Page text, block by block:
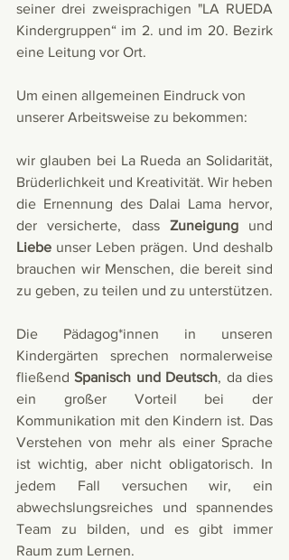
seiner drei zweisprachigen "LA RUEDA
Kindergruppen“ im 2. und im 20. Bezirk
eine Leitung vor Ort.
Um einen allgemeinen Eindruck von
unserer Arbeitsweise zu bekommen:
wir glauben bei La Rueda an Solidarität,
Brüderlichkeit und Kreativität. Wir heben
die Ernennung des Dalai Lama hervor,
der versicherte, dass Zuneigung
Liebe unser Leben prägen. Und deshalb
brauchen wir Menschen, die bereit sind
zu geben, zu teilen und zu unterstützen.
Die Pädagog*innen in unseren
Kindergärten sprechen normalerweise
fließend Spanisch und Deutsch, da dies
ein großer Vorteil bei der
Kommunikation mit den Kindern ist. Das
Verstehen von mehr als einer Sprache
ist wichtig, aber nicht obligatorisch. In
jedem Fall versuchen wir, ein
abwechslungsreiches und spannendes
Team zu bilden, und es gibt immer
Raum zum Lernen.